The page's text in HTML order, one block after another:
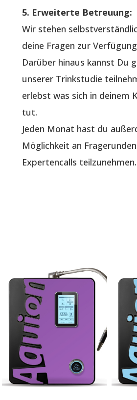
5. Erweiterte Betreuung:
Wir stehen
deine Fragen zur
Darüber hinaus kannst Du
unserer Trinkstudie
erlebst was sich in deinem
tut.
Jeden Monat hast du
Möglichkeit an
Expertencalls teilzunehmen.